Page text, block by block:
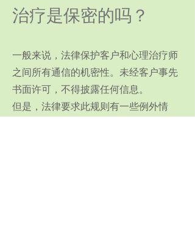
治疗是保密的吗？
一般来说，法律保护客户和心理治疗师
之间所有通信的机密性。未经客户事先
书面许可，不得披露任何信息。
但是，法律要求此规则有一些例外情